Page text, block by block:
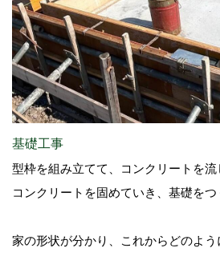
基礎工事
型枠を組み立てて、コンクリートを流
コンクリートを固めていき、基礎をつ
家の形状が分かり、これからどのよ